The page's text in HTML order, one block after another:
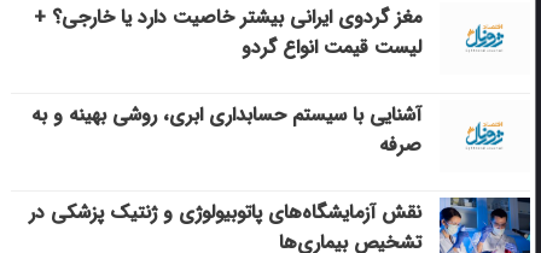
مغز گردوی ایرانی بیشتر خاصیت دارد یا خارجی؟ +
لیست قیمت انواع گردو
آشنایی با سیستم حسابداری ابری، روشی بهینه و به
صرفه
نقش آزمایشگاه‌های پاتوبیولوژی و ژنتیک پزشکی در
تشخیص بیماری‌ها